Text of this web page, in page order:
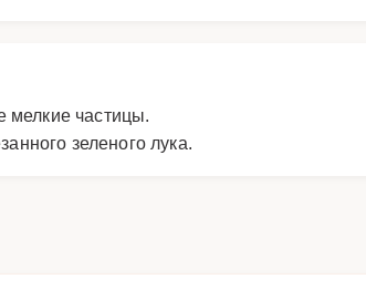
мелкие частицы.
зеленого лука.